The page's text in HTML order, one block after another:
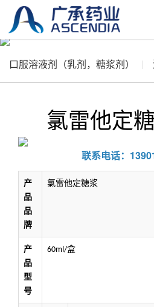
口服溶液剂（乳剂，糖浆剂）
氯雷他定
联系电话：
产
品
品
牌
氯雷他定糖浆
产
品
型
号
60ml/盒